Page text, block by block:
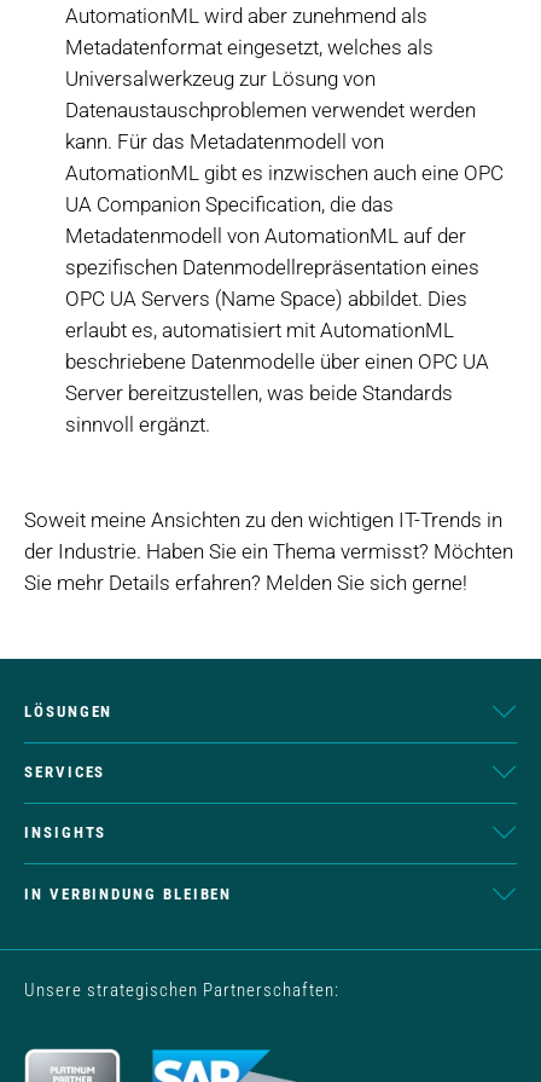
AutomationML wird aber zunehmend als
Metadatenformat eingesetzt, welches als
Universalwerkzeug zur Lösung von
Datenaustauschproblemen verwendet werden
kann. Für das Metadatenmodell von
AutomationML gibt es inzwischen auch eine OPC
UA Companion Specification, die das
Metadatenmodell von AutomationML auf der
spezifischen Datenmodellrepräsentation eines
OPC UA Servers (Name Space) abbildet. Dies
erlaubt es, automatisiert mit AutomationML
beschriebene Datenmodelle über einen OPC UA
Server bereitzustellen, was beide Standards
sinnvoll ergänzt.
Soweit meine Ansichten zu den wichtigen IT-Trends in
der Industrie. Haben Sie ein Thema vermisst? Möchten
Sie mehr Details erfahren? Melden Sie sich gerne!
LÖSUNGEN
SERVICES
INSIGHTS
IN VERBINDUNG BLEIBEN
Unsere strategischen Partnerschaften: